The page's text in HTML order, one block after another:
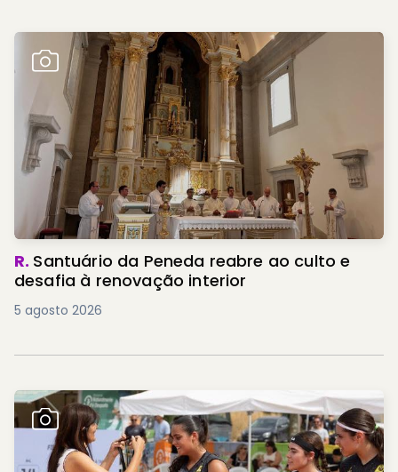
R. Santuário da Peneda reabre ao culto e
desafia à renovação interior
5 agosto 2026